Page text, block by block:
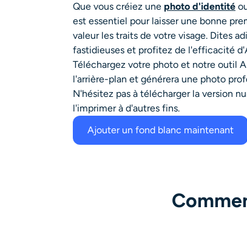
Que vous créiez une photo d'identité
est essentiel pour laisser une bonne
valeur les traits de votre visage. Dites
fastidieuses et profitez de l'efficacité
Téléchargez votre photo et notre outil
l'arrière-plan et générera une photo
N'hésitez pas à télécharger la version
l'imprimer à d'autres fins.
Ajouter un fond blanc maintenant